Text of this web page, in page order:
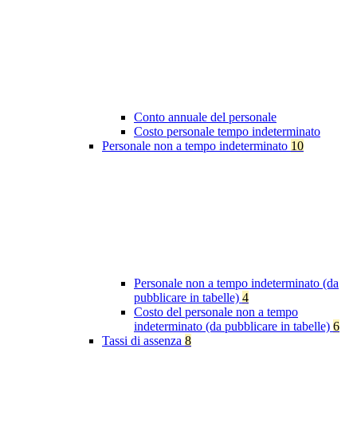
Conto annuale del personale
Costo personale tempo indeterminato
Personale non a tempo indeterminato 10
Personale non a tempo indeterminato (da
pubblicare in tabelle) 4
Costo del personale non a tempo
indeterminato (da pubblicare in tabelle) 6
Tassi di assenza 8